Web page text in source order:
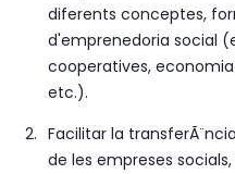
diferents conceptes,
d'emprenedoria social
cooperatives,
etc.).
Facilitar la
de les empreses